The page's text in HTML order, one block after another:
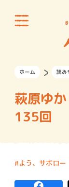
ホーム 読み
萩原ゆ
135回
よう、サボロー